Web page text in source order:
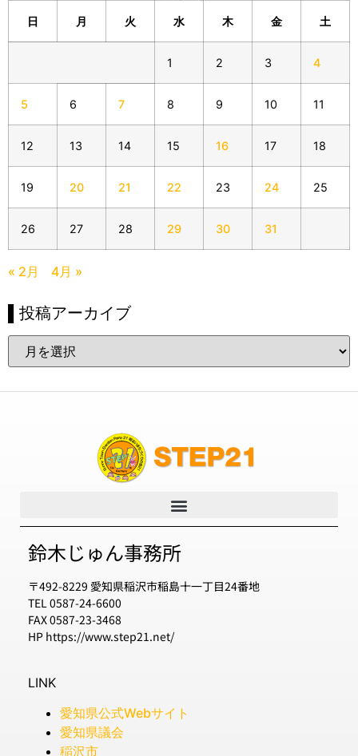
日 月 火 水 木 金 土
1 2 3 4
5 6 7 8 9 10 11
12 13 14 15 16 17 18
19 20 21 22 23 24 25
26 27 28 29 30 31
« 2月 4月 »
▌投稿アーカイブ
鈴木じゅん事務所
〒492-8229 愛知県稲沢市稲島十一丁目24番地
TEL 0587-24-6600
FAX 0587-23-3468
HP https://www.step21.net/
LINK
愛知県公式Webサイト
愛知県議会
稲沢市